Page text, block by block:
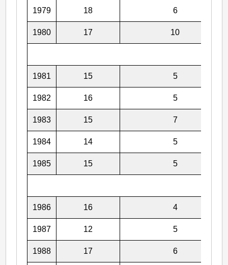
1979 18 6
1980 17 10
1981 15 5
1982 16 5
1983 15 7
1984 14 5
1985 15 5
1986 16 4
1987 12 5
1988 17 6